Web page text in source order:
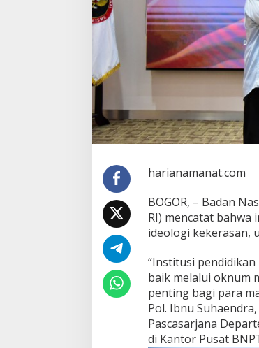
harianamanat.com
BOGOR, – Badan
RI) mencatat
ideologi kekerasan,
“Institusi
baik melalui oknum
penting bagi para
Pol. Ibnu
Pascasarjana
di Kantor Pusat